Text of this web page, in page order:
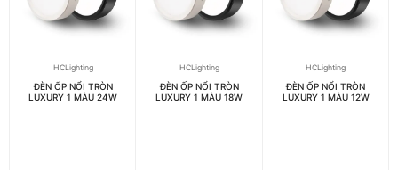
HCLighting
ĐÈN ỐP NỔI TRÒN
LUXURY 1 MÀU 24W
HCLighting
ĐÈN ỐP NỔI TRÒN
LUXURY 1 MÀU 18W
HCLighting
ĐÈN ỐP NỔI TRÒN
LUXURY 1 MÀU 12W